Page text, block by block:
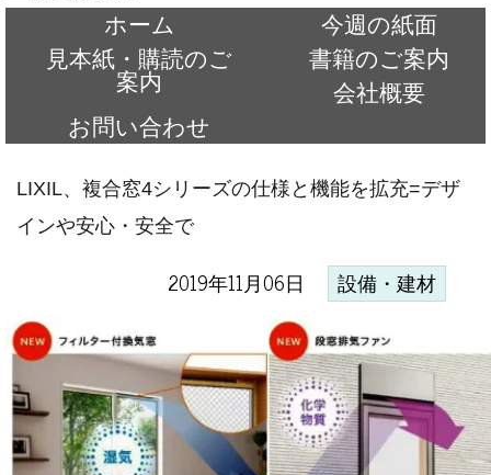
ホーム
今週の紙面
見本紙・購読のご
案内
書籍のご案内
会社概要
お問い合わせ
LIXIL、複合窓4シリーズの仕様と機能を拡充=デザ
インや安心・安全で
2019年11月06日 設備・建材